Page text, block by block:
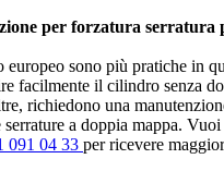
per forzatura serratura
europeo sono più pratiche in
facilmente il cilindro senza
richiedono una
a doppia mappa. Vuoi
091 04 33 per ricevere